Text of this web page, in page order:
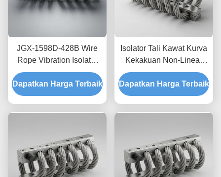
JGX-1598D-428B Wire
Rope Vibration Isolator
Fungus Chemical
Washdown Resistant
Stainless Steel Isolation
Dapatkan Harga Terbaik
Isolator Tali Kawat Kurva
Kekakuan Non-Linear
JGX-2228D-665B
Pemasangan Semua
Logam Ramah
Dapatkan Harga Terbaik